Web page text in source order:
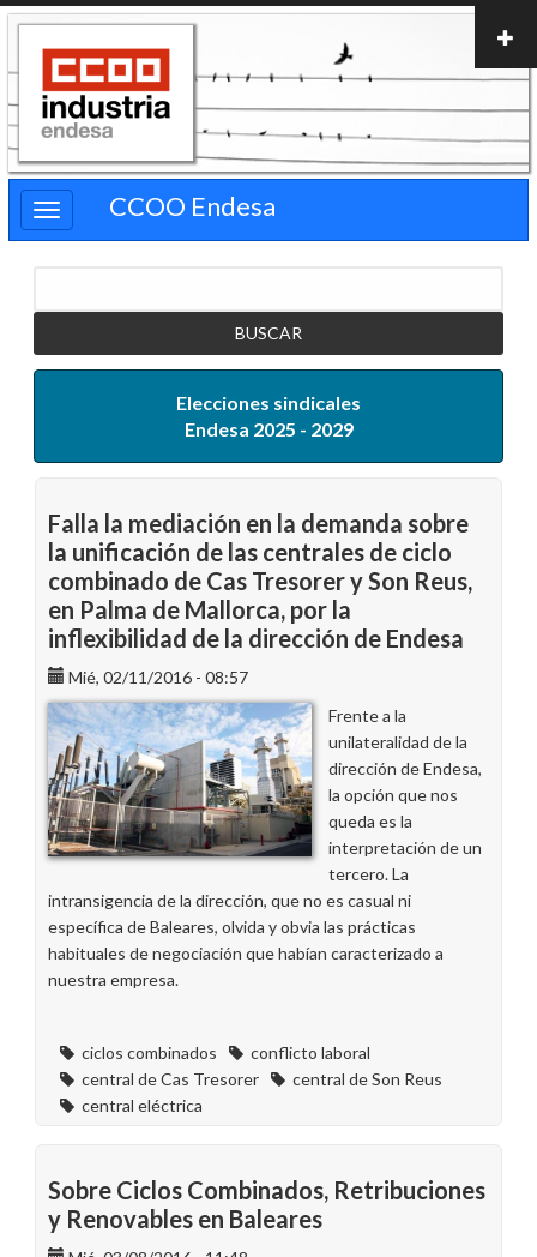
Pasar
contenido
principal
CCOO Endesa
Elecciones sindicales
Endesa 2025 - 2029
Falla la mediación en la demanda sobre
la unificación de las centrales de ciclo
combinado de Cas Tresorer y Son Reus,
en Palma de Mallorca, por la
inflexibilidad de la dirección de Endesa
Mié, 02/11/2016 - 08:57
Frente a la
unilateralidad de la
dirección de Endesa,
la opción que nos
queda es la
interpretación de un
tercero. La
intransigencia de la dirección, que no es casual ni
específica de Baleares, olvida y obvia las prácticas
habituales de negociación que habían caracterizado a
nuestra empresa.
ciclos combinados
conflicto laboral
central de Cas Tresorer
central de Son Reus
central eléctrica
Sobre Ciclos Combinados, Retribuciones
y Renovables en Baleares